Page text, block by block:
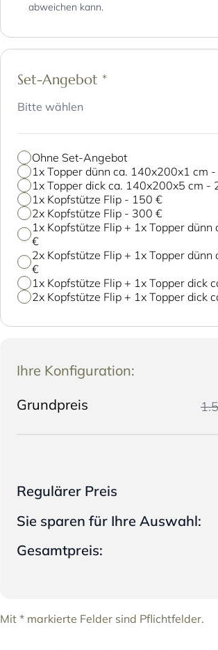
abweichen kann.
Set-Angebot *
Bitte wählen
Ohne Set-Angebot
1x Topper dünn ca. 140x200x1 cm -
1x Topper dick ca. 140x200x5 cm -
1x Kopfstütze Flip - 150 €
2x Kopfstütze Flip - 300 €
1x Kopfstütze Flip + 1x Topper
€
2x Kopfstütze Flip + 1x Topper
€
1x Kopfstütze Flip + 1x Topper dick
2x Kopfstütze Flip + 1x Topper dick
Ihre Konfiguration:
Grundpreis
Regulärer Preis
Sie sparen für Ihre Auswahl:
Gesamtpreis:
Mit * markierte Felder sind Pflichtfelder.